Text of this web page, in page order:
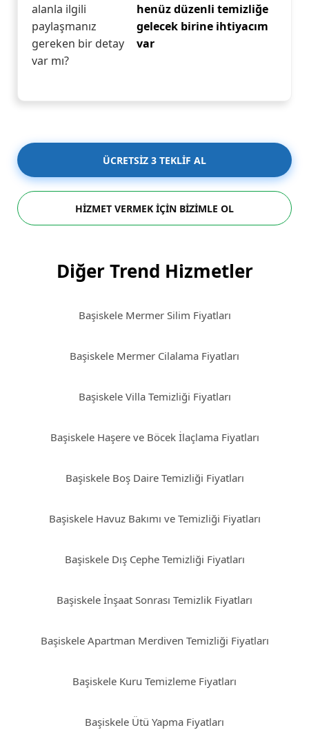
alanla ilgili
paylaşmanız
gereken bir detay
var mı?
henüz düzenli temizliğe
gelecek birine ihtiyacım
var
ÜCRETSİZ 3 TEKLİF AL
HİZMET VERMEK İÇİN BİZİMLE OL
Diğer Trend Hizmetler
Başiskele Mermer Silim Fiyatları
Başiskele Mermer Cilalama Fiyatları
Başiskele Villa Temizliği Fiyatları
Başiskele Haşere ve Böcek İlaçlama Fiyatları
Başiskele Boş Daire Temizliği Fiyatları
Başiskele Havuz Bakımı ve Temizliği Fiyatları
Başiskele Dış Cephe Temizliği Fiyatları
Başiskele İnşaat Sonrası Temizlik Fiyatları
Başiskele Apartman Merdiven Temizliği Fiyatları
Başiskele Kuru Temizleme Fiyatları
Başiskele Ütü Yapma Fiyatları